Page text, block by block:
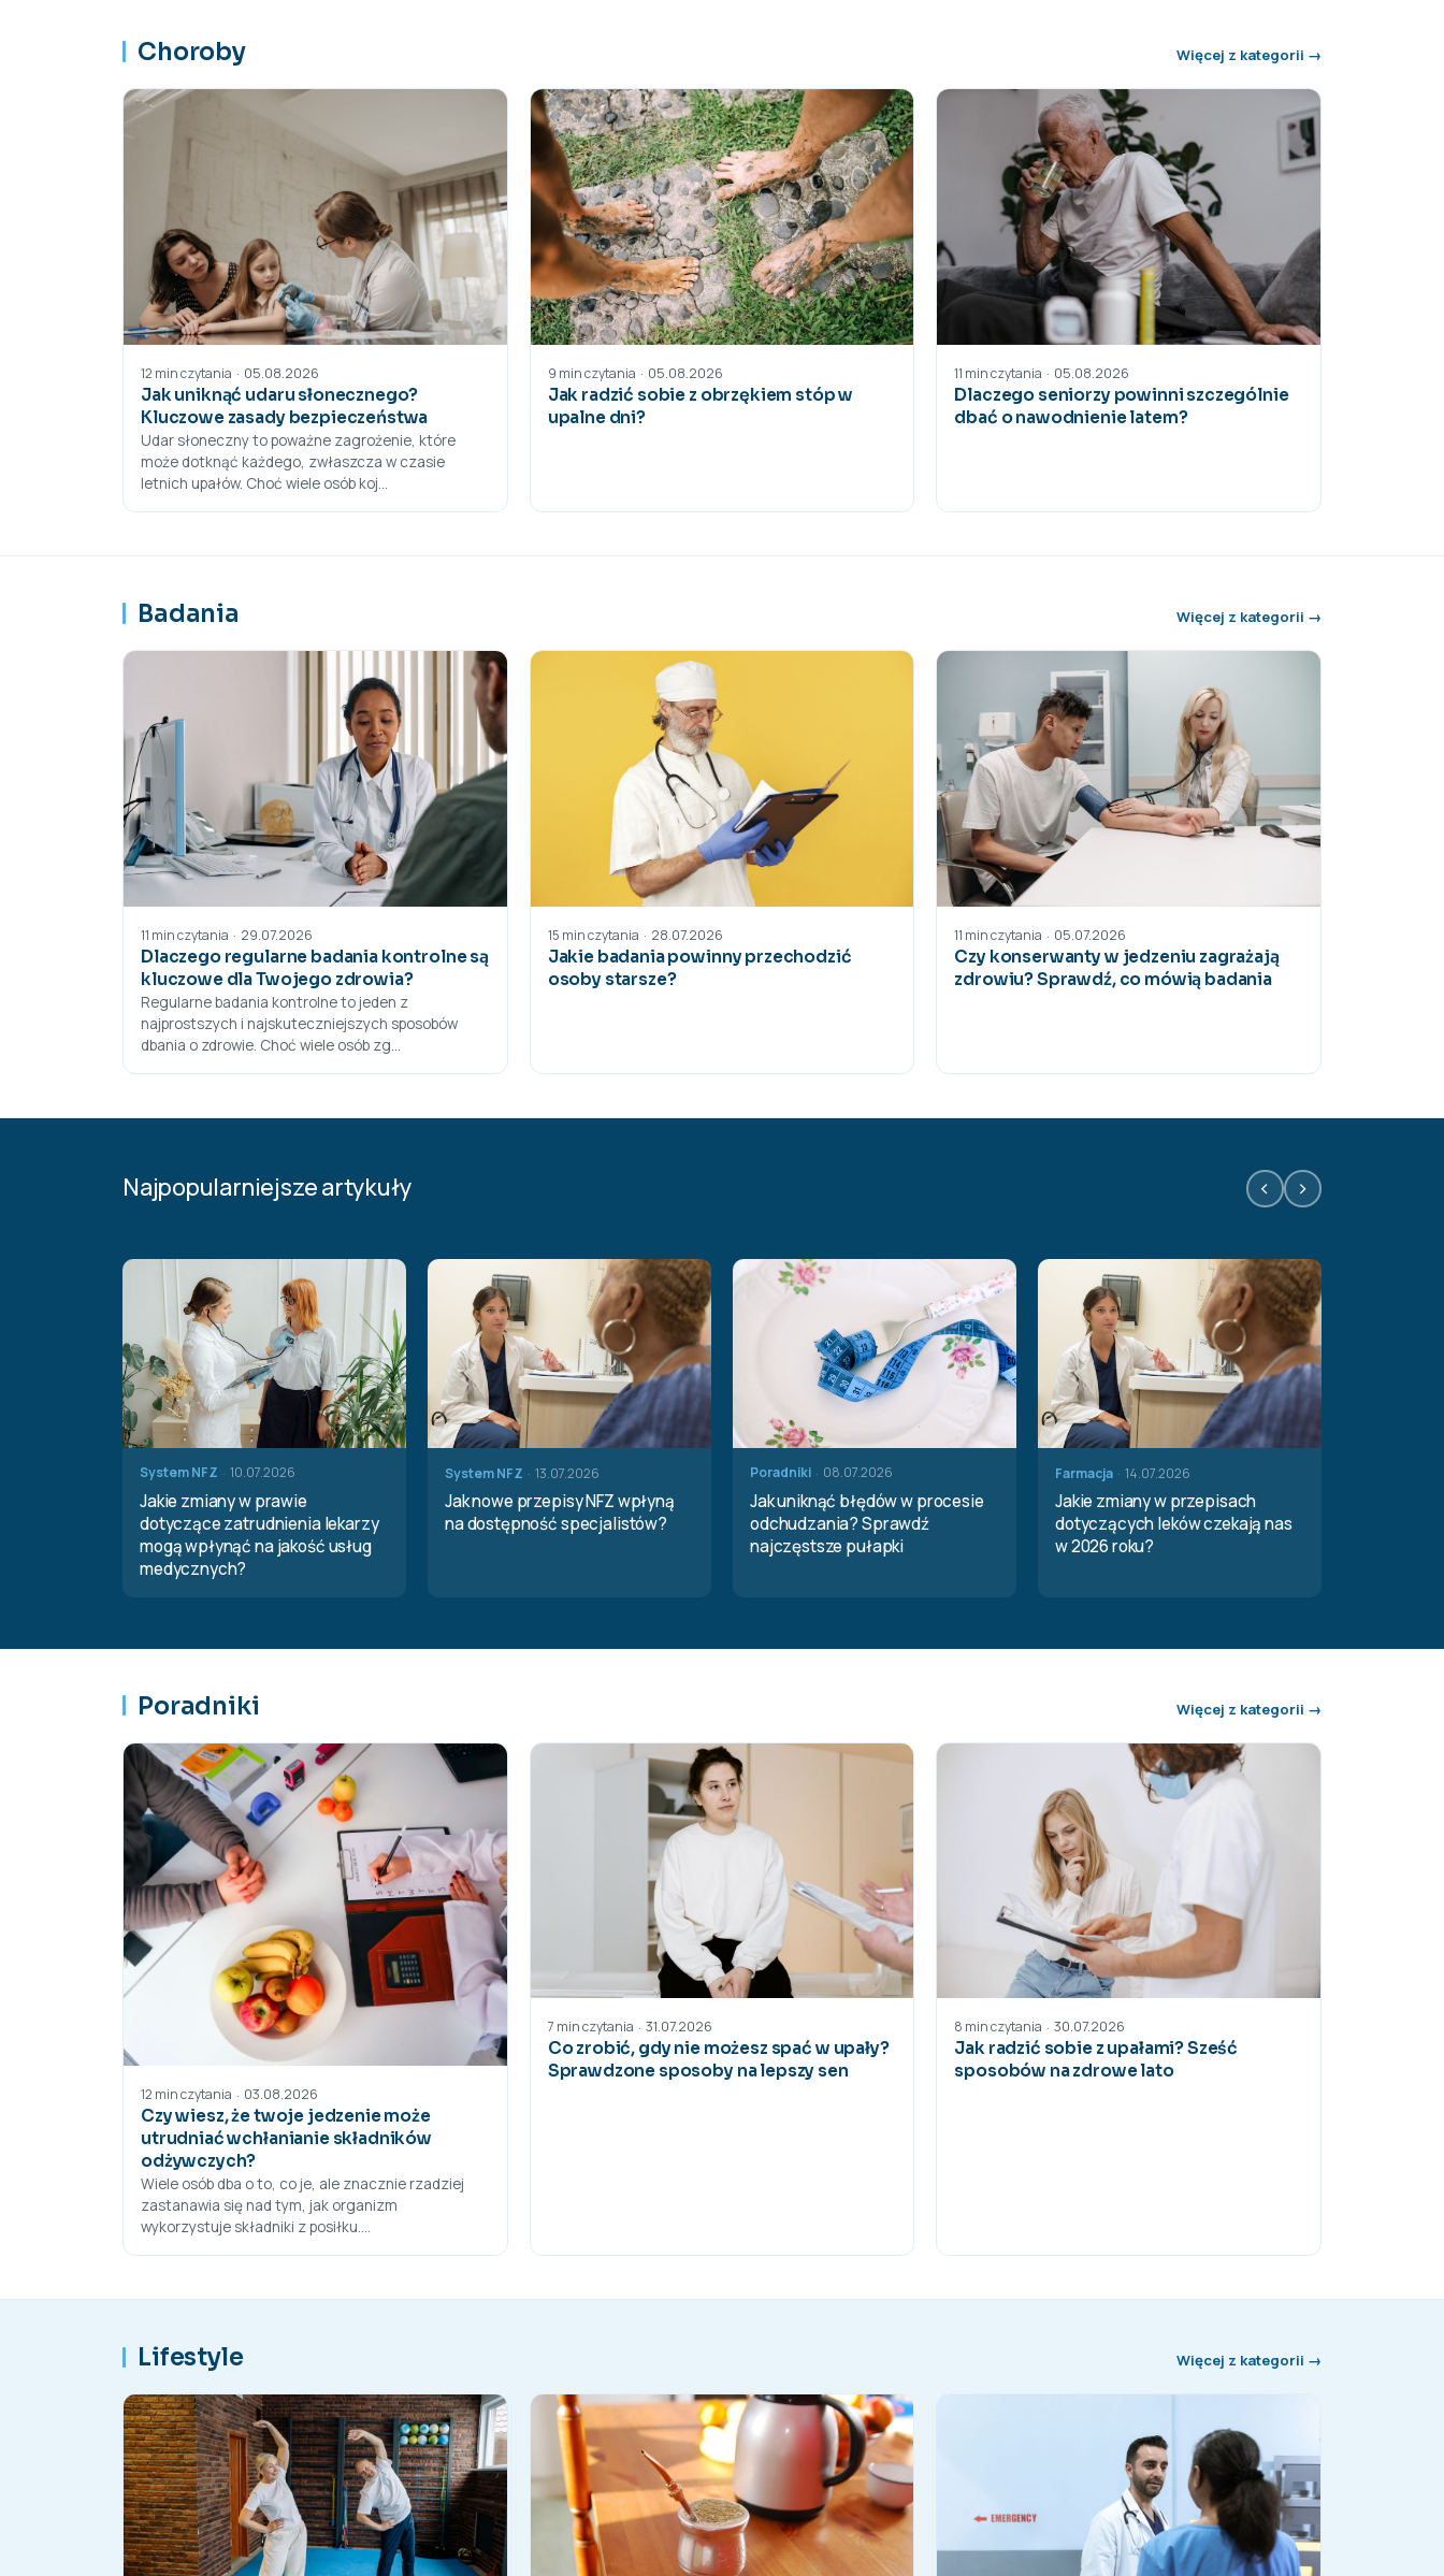
Choroby Więcej z kategorii →
12 min czytania · 05.08.2026
Jak uniknąć udaru słonecznego?
Kluczowe zasady bezpieczeństwa
Udar słoneczny to poważne zagrożenie, które
może dotknąć każdego, zwłaszcza w czasie
letnich upałów. Choć wiele osób koj...
9 min czytania · 05.08.2026
Jak radzić sobie z obrzękiem stóp w
upalne dni?
11 min czytania · 05.08.2026
Dlaczego seniorzy powinni szczególnie
dbać o nawodnienie latem?
Badania Więcej z kategorii →
11 min czytania · 29.07.2026
Dlaczego regularne badania kontrolne są
kluczowe dla Twojego zdrowia?
Regularne badania kontrolne to jeden z
najprostszych i najskuteczniejszych sposobów
dbania o zdrowie. Choć wiele osób zg...
15 min czytania · 28.07.2026
Jakie badania powinny przechodzić
osoby starsze?
11 min czytania · 05.07.2026
Czy konserwanty w jedzeniu zagrażają
zdrowiu? Sprawdź, co mówią badania
Najpopularniejsze artykuły ‹ ›
System NFZ · 10.07.2026
Jakie zmiany w prawie
dotyczące zatrudnienia lekarzy
mogą wpłynąć na jakość usług
medycznych?
System NFZ · 13.07.2026
Jak nowe przepisy NFZ wpłyną
na dostępność specjalistów?
Poradniki · 08.07.2026
Jak uniknąć błędów w procesie
odchudzania? Sprawdź
najczęstsze pułapki
Farmacja · 14.07.2026
Jakie zmiany w przepisach
dotyczących leków czekają nas
w 2026 roku?
Poradniki Więcej z kategorii →
12 min czytania · 03.08.2026
Czy wiesz, że twoje jedzenie może
utrudniać wchłanianie składników
odżywczych?
Wiele osób dba o to, co je, ale znacznie rzadziej
zastanawia się nad tym, jak organizm
wykorzystuje składniki z posiłku....
7 min czytania · 31.07.2026
Co zrobić, gdy nie możesz spać w upały?
Sprawdzone sposoby na lepszy sen
8 min czytania · 30.07.2026
Jak radzić sobie z upałami? Sześć
sposobów na zdrowe lato
Lifestyle Więcej z kategorii →